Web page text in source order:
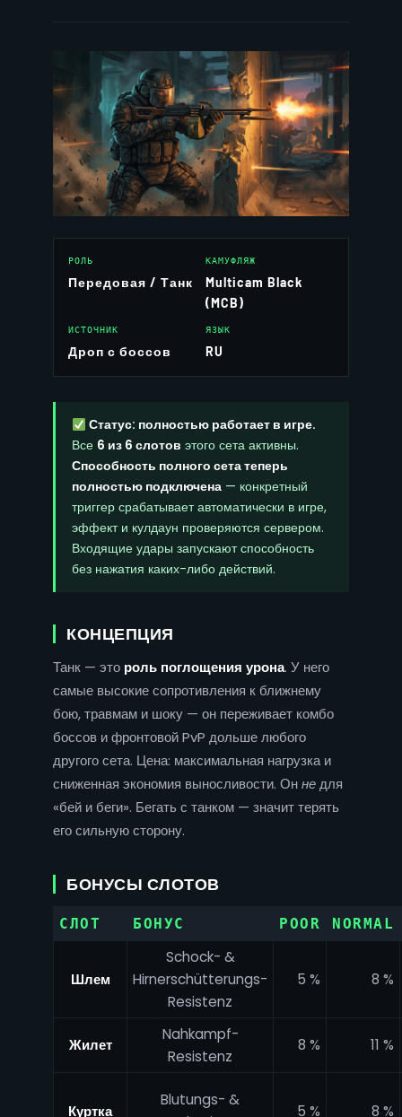
РОЛЬ
Передовая / Танк
КАМУФЛЯЖ
Multicam Black
(MCB)
ИСТОЧНИК
Дроп с боссов
ЯЗЫК
RU
Статус: полностью работает в игре.
Все 6 из 6 слотов этого сета активны.
Способность полного сета теперь
полностью подключена — конкретный
триггер срабатывает автоматически в игре,
эффект и кулдаун проверяются сервером.
Входящие удары запускают способность
без нажатия каких-либо действий.
КОНЦЕПЦИЯ
Танк — это роль поглощения урона. У него
самые высокие сопротивления к ближнему
бою, травмам и шоку — он переживает комбо
боссов и фронтовой PvP дольше любого
другого сета. Цена: максимальная нагрузка и
сниженная экономия выносливости. Оннедля
«бей и беги». Бегать с танком — значит терять
его сильную сторону.
БОНУСЫ СЛОТОВ
СЛОТ БОНУС POOR NORMAL
Шлем
Schock- &
Hirnerschütterungs-
Resistenz
5 % 8 %
Жилет
Nahkampf-
Resistenz
8 % 11 %
Куртка
Blutungs- &
5 % 8 %